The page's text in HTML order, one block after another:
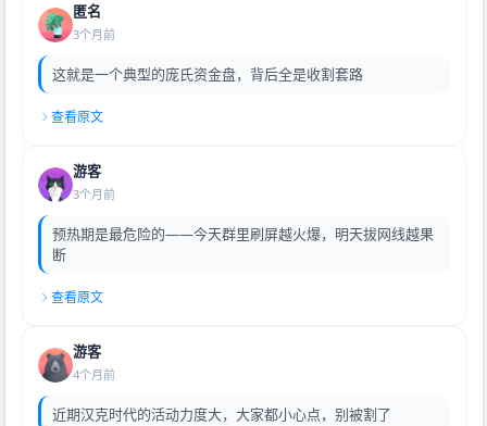
匿名
3个月前
这就是一个典型的庞氏资金盘，背后全是收割套路
查看原文
游客
3个月前
预热期是最危险的——今天群里刷屏越火爆，明天拔网线越果
断
查看原文
游客
4个月前
近期汉克时代的活动力度大，大家都小心点，别被割了